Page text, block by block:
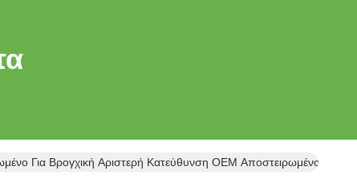
Για Βρογχική Αριστερή Κατεύθυνση OEM Αποστειρωμένο